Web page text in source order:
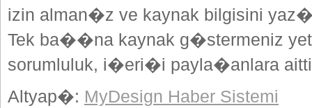
izin alman�z ve kaynak bilgisini
Tek ba��na kaynak g�stermeniz
sorumluluk, i�eri�i payla�anlara
Altyap�: MyDesign Haber Sistemi